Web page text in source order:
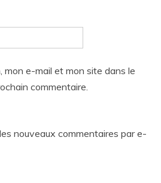
mon e-mail et mon site dans le
commentaire.
nouveaux commentaires par e-